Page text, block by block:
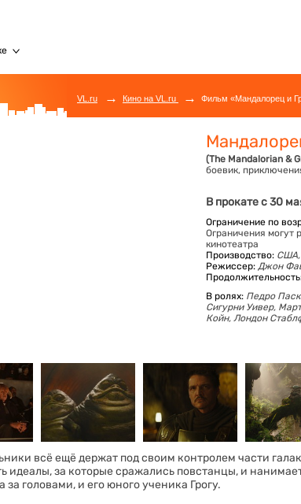
VL.ru → Кино на VL.ru → Фильм «Мандалорец и
(The Mandalorian &
боевик,
В прокате с 30
Ограничение по
Ограничения могут
кинотеатра
Производство: США,
Режиссер: Джон
В ролях: Педро
Сигурни Уивер,
Койн, Лондон
всё ещё держат под своим контролем части
идеалы, за которые сражались повстанцы, и
головами, и его юного ученика Грогу.